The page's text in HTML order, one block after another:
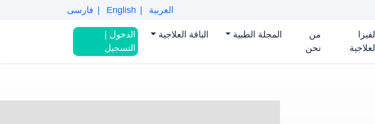
العربية English فارسی
الفيزا
العلاجية
من
نحن
المجلة الطبية الباقة العلاجیة الدخول
التسجیل